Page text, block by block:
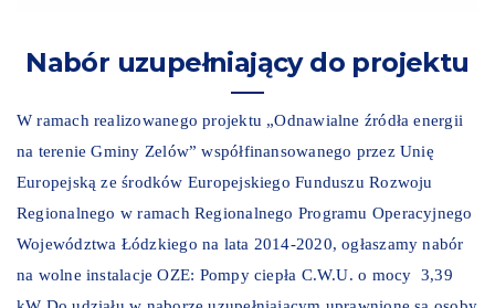
Nabór uzupełniający do projektu
W ramach realizowanego projektu „Odnawialne źródła energii
na terenie Gminy Zelów” współfinansowanego przez Unię
Europejską ze środków Europejskiego Funduszu Rozwoju
Regionalnego w ramach Regionalnego Programu Operacyjnego
Województwa Łódzkiego na lata 2014-2020, ogłaszamy nabór
na wolne instalacje OZE: Pompy ciepła C.W.U. o mocy 3,39